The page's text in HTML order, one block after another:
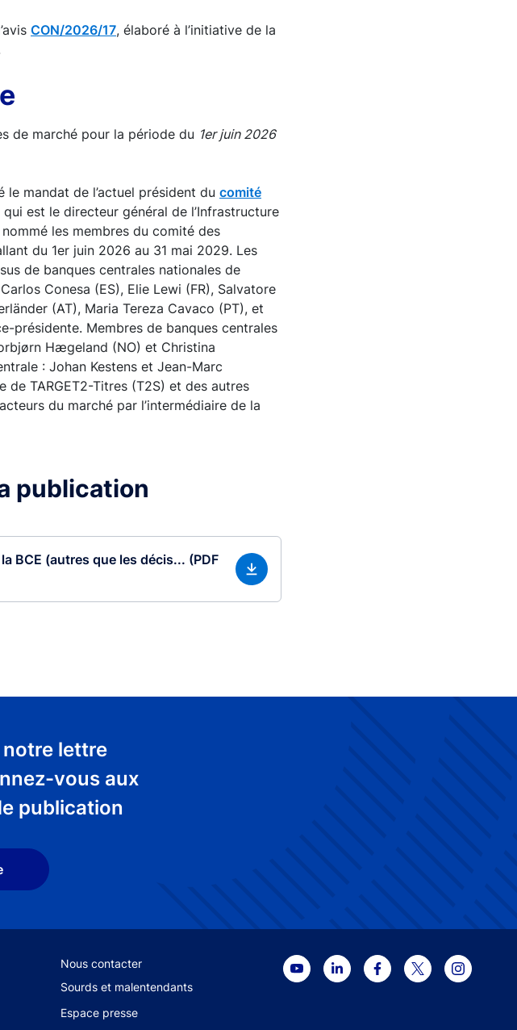
CON/2026/17, élaboré à l’initiative de la
de marché pour la période du 1er juin 2026
mandat de l’actuel président du comité
est le directeur général de l’Infrastructure
les membres du comité des
du 1er juin 2026 au 31 mai 2029. Les
de banques centrales nationales de
Conesa (ES), Elie Lewi (FR), Salvatore
(AT), Maria Tereza Cavaco (PT), et
présidente. Membres de banques centrales
Hægeland (NO) et Christina
: Johan Kestens et Jean-Marc
de TARGET2-Titres (T2S) et des autres
du marché par l’intermédiaire de la
publication
BCE (autres que les décis... (PDF
lettre
vous aux
publication
Footer secondary menu
Nous contacter
Sourds et malentendants
Espace presse